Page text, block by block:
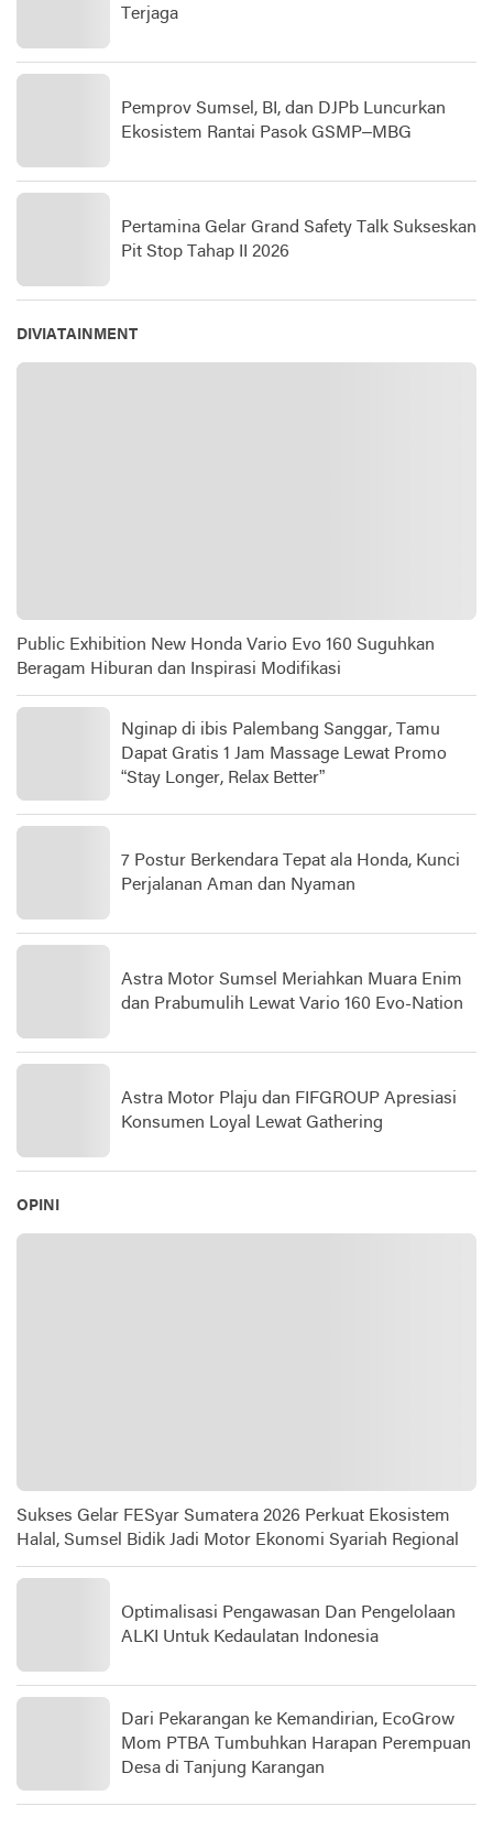
Terjaga
Pemprov Sumsel, BI, dan DJPb Luncurkan
Ekosistem Rantai Pasok GSMP–MBG
Pertamina Gelar Grand Safety Talk Sukseskan
Pit Stop Tahap II 2026
DIVIATAINMENT
Public Exhibition New Honda Vario Evo 160 Suguhkan
Beragam Hiburan dan Inspirasi Modifikasi
Nginap di ibis Palembang Sanggar, Tamu
Dapat Gratis 1 Jam Massage Lewat Promo
“Stay Longer, Relax Better”
7 Postur Berkendara Tepat ala Honda, Kunci
Perjalanan Aman dan Nyaman
Astra Motor Sumsel Meriahkan Muara Enim
dan Prabumulih Lewat Vario 160 Evo-Nation
Astra Motor Plaju dan FIFGROUP Apresiasi
Konsumen Loyal Lewat Gathering
OPINI
Sukses Gelar FESyar Sumatera 2026 Perkuat Ekosistem
Halal, Sumsel Bidik Jadi Motor Ekonomi Syariah Regional
Optimalisasi Pengawasan Dan Pengelolaan
ALKI Untuk Kedaulatan Indonesia
Dari Pekarangan ke Kemandirian, EcoGrow
Mom PTBA Tumbuhkan Harapan Perempuan
Desa di Tanjung Karangan